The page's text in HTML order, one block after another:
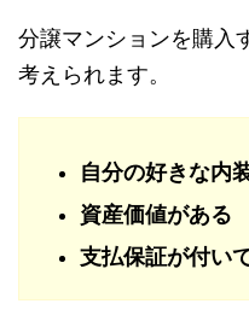
分譲マンションを購入
考えられます。
自分の好きな内
資産価値がある
支払保証が付い